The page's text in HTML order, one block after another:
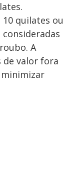
quilates ou
A
de valor fora